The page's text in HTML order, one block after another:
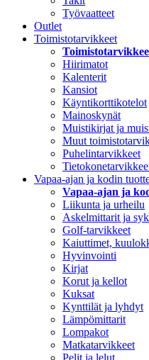
Työvaatteet
Outlet
Toimistotarvikkeet
Hiirimatot
Kalenterit
Kansiot
Käyntikorttikotelot
Mainoskynät
Muistikirjat ja
Muut
Puhelintarvikkeet
Vapaa-ajan ja kodin
Vapaa-ajan ja
Liikunta ja urheilu
Askelmittarit ja
Golf-tarvikkeet
Kaiuttimet,
Hyvinvointi
Kirjat
Korut ja kellot
Kuksat
Kynttilät ja lyhdyt
Lämpömittarit
Lompakot
Matkatarvikkeet
Pelit ja lelut